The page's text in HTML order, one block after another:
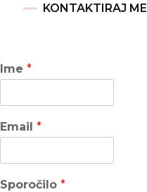
KONTAKTIRAJ ME
Ime *
Email *
Sporočilo *